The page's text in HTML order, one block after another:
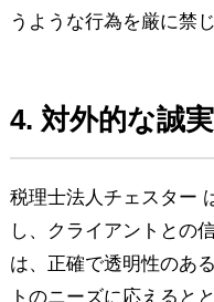
うような行為を厳に禁
4. 対外的な誠
税理士法人チェスター
し、クライアントとの
は、正確で透明性のあ
トのニーズに応えると